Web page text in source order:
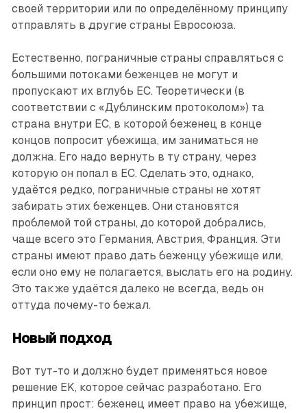
своей территории или по определённому принципу
отправлять в другие страны Евросоюза.
Естественно, пограничные страны справляться с
большими потоками беженцев не могут и
пропускают их вглубь ЕС. Теоретически (в
соответствии с «Дублинским протоколом») та
страна внутри ЕС, в которой беженец в конце
концов попросит убежища, им заниматься не
должна. Его надо вернуть в ту страну, через
которую он попал в ЕС. Сделать это, однако,
удаётся редко, пограничные страны не хотят
забирать этих беженцев. Они становятся
проблемой той страны, до которой добрались,
чаще всего это Германия, Австрия, Франция. Эти
страны имеют право дать беженцу убежище или,
если оно ему не полагается, выслать его на родину.
Это также удаётся далеко не всегда, ведь он
оттуда почему-то бежал.
Новый подход
Вот тут-то и должно будет применяться новое
решение EK, которое сейчас разработано. Его
принцип прост: беженец имеет право на убежище,